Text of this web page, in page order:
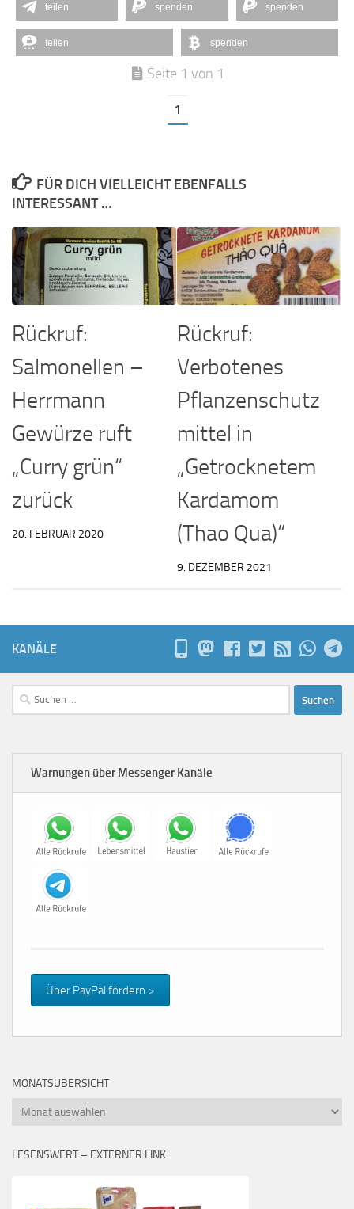
teilen spenden spenden
teilen spenden
Seite 1 von 1
1
FÜR DICH VIELLEICHT EBENFALLS
INTERESSANT …
Rückruf:
Salmonellen –
Herrmann
Gewürze ruft
„Curry grün“
zurück
20. FEBRUAR 2020
Rückruf:
Verbotenes
Pflanzenschutz
mittel in
„Getrocknetem
Kardamom
(Thao Qua)“
9. DEZEMBER 2021
KANÄLE
Suchen
nach:
Warnungen über Messenger Kanäle
Über PayPal fördern >
MONATSÜBERSICHT
Monatsübersicht
LESENSWERT – EXTERNER LINK